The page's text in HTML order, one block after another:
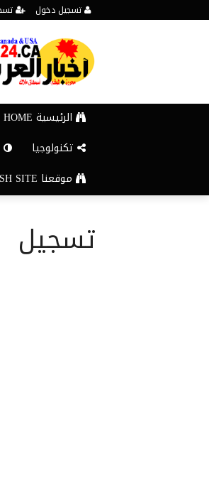
تسجيل دخول
الرئيسية HOME
تكنولوجيا
موقعنا ENGLISH SITE
تسجيل